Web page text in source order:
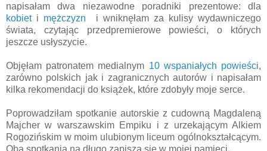
napisałam dwa niezawodne poradniki prezentowe: dla
kobiet i mężczyzn i wniknęłam za kulisy wydawniczego
świata, czytając przedpremierowe powieści, o których
jeszcze usłyszycie.
Objęłam patronatem medialnym 10 wspaniałych powieści,
zarówno polskich jak i zagranicznych autorów i napisałam
kilka rekomendacji do książek, które zdobyły moje serce.
Poprowadziłam spotkanie autorskie z cudowną Magdaleną
Majcher w warszawskim Empiku i z urzekającym Alkiem
Rogozińskim w moim ulubionym liceum ogólnokształcącym.
Oba spotkania na długo zapiszą się w mojej pamięci.